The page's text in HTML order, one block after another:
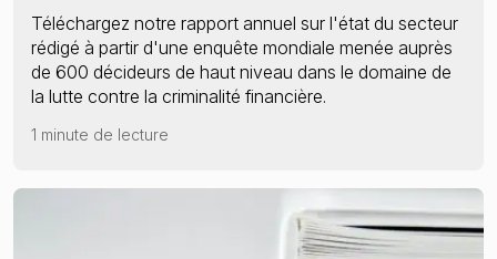
Téléchargez notre rapport annuel sur l'état du secteur
rédigé à partir d'une enquête mondiale menée auprès
de 600 décideurs de haut niveau dans le domaine de
la lutte contre la criminalité financière.
1 minute de lecture